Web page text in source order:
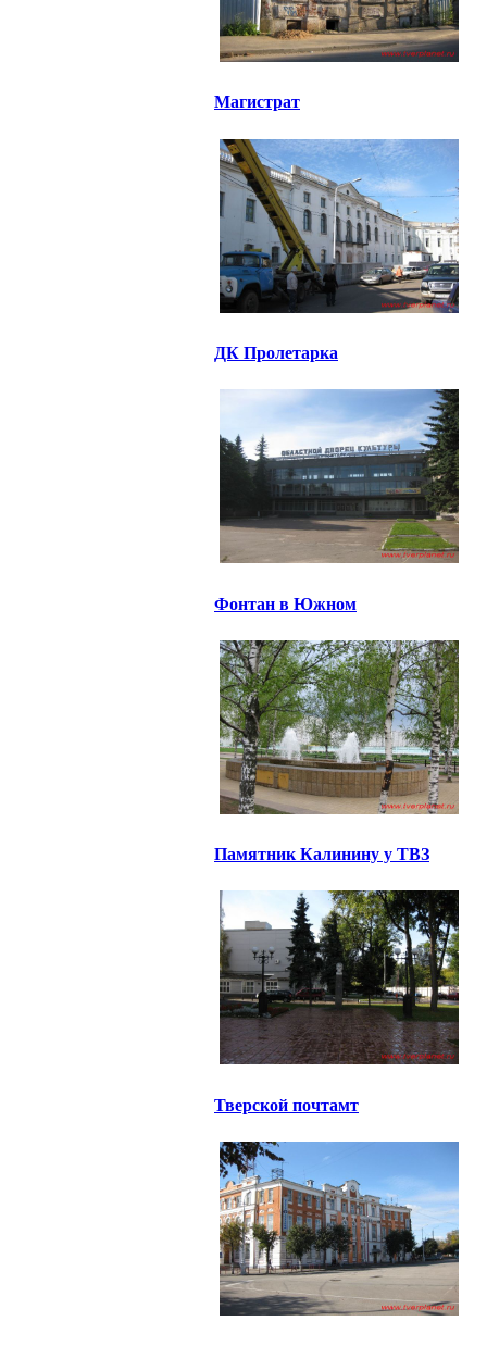
Магистрат
ДК Пролетарка
Фонтан в Южном
Памятник Калинину у ТВЗ
Тверской почтамт